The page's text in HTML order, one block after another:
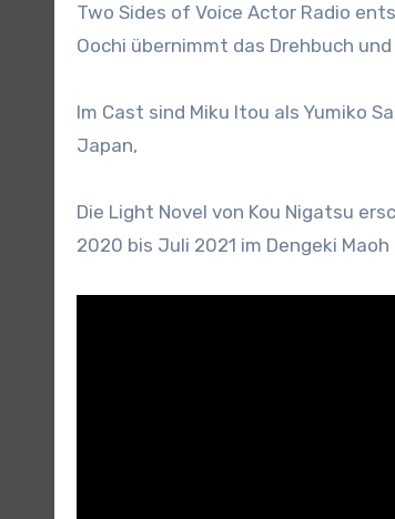
Two Sides of Voice Actor Radio
Oochi übernimmt das Drehbuch
Im Cast sind Miku Itou als Yumiko
Japan,
Die Light Novel von Kou Nigatsu
2020 bis Juli 2021 im Dengeki Maoh